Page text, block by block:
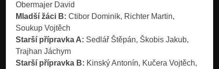
Obermajer David
Mladší žáci B: Ctibor Dominik, Richter Martin,
Soukup Vojtěch
Starší přípravka A: Sedlář Štěpán, Škobis Jakub,
Trajhan Jáchym
Starší přípravka B: Kinský Antonín, Kučera Vojtěch,